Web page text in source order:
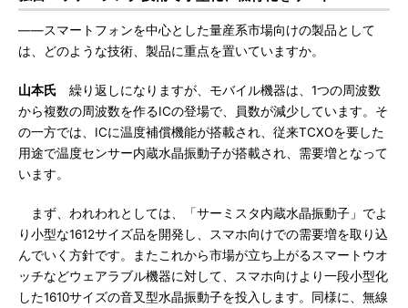
――スマートフォンを中心とした量産系市場向けの製品として
は、どのような技術、製品に重点を置いていますか。
山本氏 繰り返しになりますが、モバイル機器は、1つの周波数
から複数の周波数を作るICの登場で、員数が減少しています。そ
の一方では、ICに温度補償機能が搭載され、従来TCXOを要した
用途で温度センサー内蔵水晶振動子が搭載され、需要増となって
います。
まず、われわれとしては、「サーミスタ内蔵水晶振動子」でよ
り小型な1612サイズ品を開発し、スマホ向けでの需要増を取り込
んでいく方針です。またこれから市場が立ち上がるスマートウオ
ッチなどウェアラブル機器に対して、スマホ向けより一段小型化
した1610サイズの音叉型水晶振動子を投入します。同様に、無線